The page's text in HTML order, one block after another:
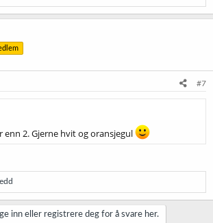
#7
enn 2. Gjerne hvit og oransjegul
inn eller registrere deg for å svare her.